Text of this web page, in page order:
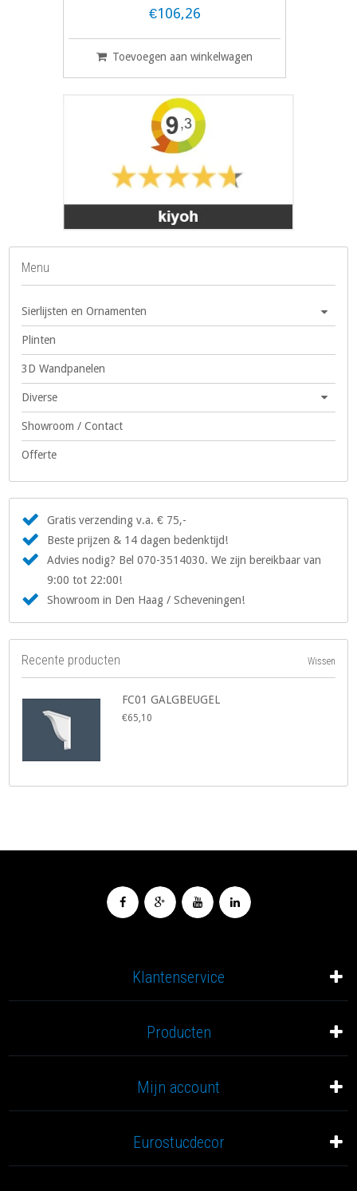
€106,26
Toevoegen aan winkelwagen
Menu
Sierlijsten en Ornamenten
Plinten
3D Wandpanelen
Diverse
Showroom / Contact
Offerte
Gratis verzending v.a. € 75,-
Beste prijzen & 14 dagen bedenktijd!
Advies nodig? Bel 070-3514030. We zijn bereikbaar van
9:00 tot 22:00!
Showroom in Den Haag / Scheveningen!
Recente producten Wissen
FC01 GALGBEUGEL
€65,10
Klantenservice
Producten
Mijn account
Eurostucdecor